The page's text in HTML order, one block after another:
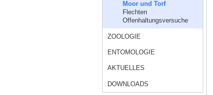
Moor und Torf
Flechten
Offenhaltungsversuche
ZOOLOGIE
ENTOMOLOGIE
AKTUELLES
DOWNLOADS